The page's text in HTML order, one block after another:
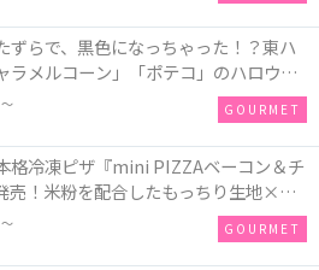
ずらで、黒色になっちゃった！？東ハ
ラメルコーン」「ポテコ」のハロウィ
新発売♪
GOURMET
格冷凍ピザ『mini PIZZAベーコン＆チ
売！米粉を配合したもっちり生地×ご
ろけるチーズで満足感たっぷりのピ
GOURMET